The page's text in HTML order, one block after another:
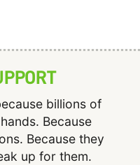
billions of
Because
Because they
up for them.